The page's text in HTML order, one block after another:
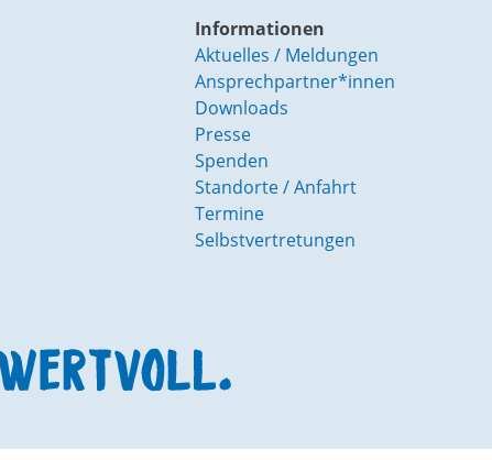
Informationen
Aktuelles / Meldungen
Ansprechpartner*innen
Downloads
Presse
Spenden
Standorte / Anfahrt
Termine
Selbstvertretungen